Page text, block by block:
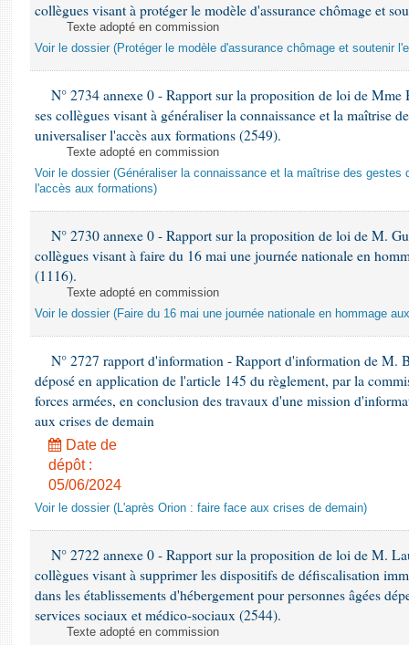
collègues visant à protéger le modèle d'assurance chômage et
Texte adopté en commission
Voir le dossier (Protéger le modèle d'assurance chômage et soutenir
N° 2734 annexe 0 - Rapport sur la proposition de loi de Mme
ses collègues visant à généraliser la connaissance et la maîtrise
universaliser l'accès aux formations (2549).
Texte adopté en commission
Voir le dossier (Généraliser la connaissance et la maîtrise des gestes
l'accès aux formations)
N° 2730 annexe 0 - Rapport sur la proposition de loi de M.
collègues visant à faire du 16 mai une journée nationale en
(1116).
Texte adopté en commission
Voir le dossier (Faire du 16 mai une journée nationale en hommage
N° 2727 rapport d'information - Rapport d'information de M.
déposé en application de l'article 145 du règlement, par la
forces armées, en conclusion des travaux d'une mission
aux crises de demain
Date de
dépôt :
05/06/2024
Voir le dossier (L'après Orion : faire face aux crises de demain)
N° 2722 annexe 0 - Rapport sur la proposition de loi de M.
collègues visant à supprimer les dispositifs de défiscalisation
dans les établissements d'hébergement pour personnes âgées
services sociaux et médico-sociaux (2544).
Texte adopté en commission